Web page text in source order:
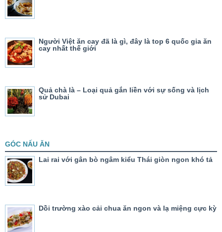
Người Việt ăn cay đã là gì, đây là top 6 quốc gia ăn
cay nhất thế giới
Quả chà là – Loại quả gắn liền với sự sống và lịch
sử Dubai
GÓC NẤU ĂN
Lai rai với gân bò ngâm kiểu Thái giòn ngon khó tả
Dồi trường xào cải chua ăn ngon và lạ miệng cực kỳ